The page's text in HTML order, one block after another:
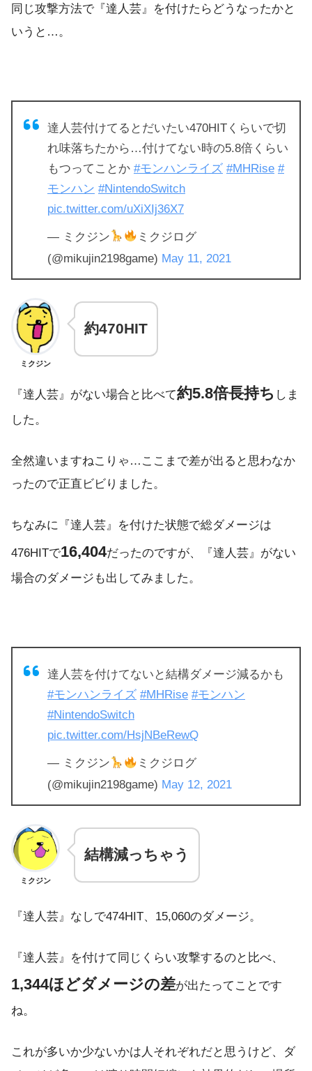
同じ攻撃方法で『達人芸』を付けたらどうなったかと
いうと…。
達人芸付けてるとだいたい470HITくらいで切
れ味落ちたから…付けてない時の5.8倍くらい
もつってことか #モンハンライズ #MHRise #
モンハン #NintendoSwitch
pic.twitter.com/uXiXIj36X7
— ミクジン
ミクジログ
(@mikujin2198game) May 11, 2021
ミクジン
約470HIT
『達人芸』がない場合と比べて約5.8倍長持ち しま
した。
全然違いますねこりゃ…ここまで差が出ると思わなか
ったので正直ビビりました。
ちなみに『達人芸』を付けた状態で総ダメージは
476HITで16,404だったのですが、『達人芸』がない
場合のダメージも出してみました。
達人芸を付けてないと結構ダメージ減るかも
#モンハンライズ #MHRise #モンハン
#NintendoSwitch
pic.twitter.com/HsjNBeRewQ
— ミクジン
ミクジログ
(@mikujin2198game) May 12, 2021
ミクジン
結構減っちゃう
『達人芸』なしで474HIT、15,060のダメージ。
『達人芸』を付けて同じくらい攻撃するのと比べ、
1,344ほどダメージの差が出たってことです
ね。
これが多いか少ないかは人それぞれだと思うけど、ダ